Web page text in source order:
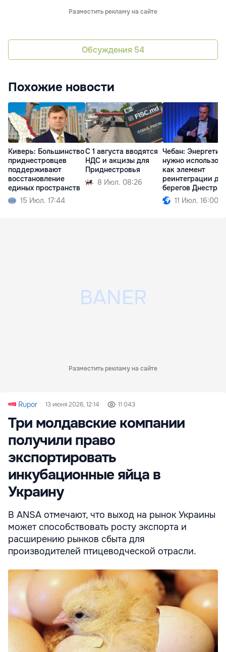
Разместить рекламу на сайте
Обсуждения 54
Похожие новости
Киверь: Большинство
приднестровцев
поддерживают
восстановление
единых пространств
15 Июл. 17:44
С 1 августа вводятся
НДС и акцизы для
Приднестровья
8 Июл. 08:26
Чебан:
нужно
как элемент
реинтеграции
берегов Днестра
11 Июл. 16:00
Разместить рекламу на сайте
Rupor 13 июня 2026, 12:14 11 043
Три молдавские компании
получили право
экспортировать
инкубационные яйца в
Украину
В ANSA отмечают, что выход на рынок Украины
может способствовать росту экспорта и
расширению рынков сбыта для
производителей птицеводческой отрасли.